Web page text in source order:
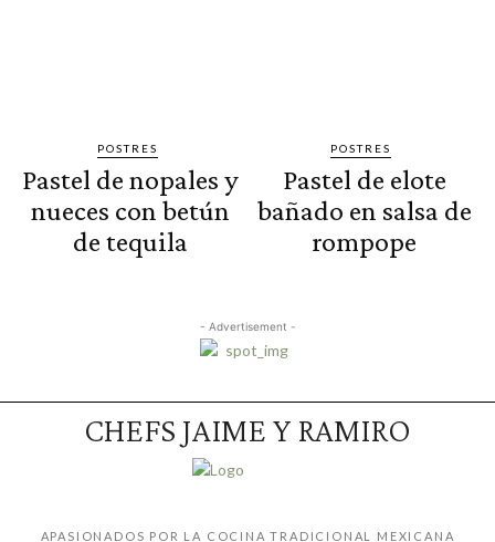
POSTRES
Pastel de nopales y
nueces con betún
de tequila
POSTRES
Pastel de elote
bañado en salsa de
rompope
- Advertisement -
CHEFS JAIME Y RAMIRO
APASIONADOS POR LA COCINA TRADICIONAL MEXICANA